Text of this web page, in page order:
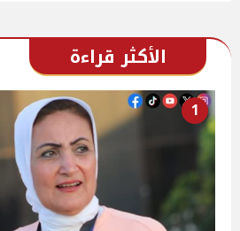
الأكثر قراءة
1